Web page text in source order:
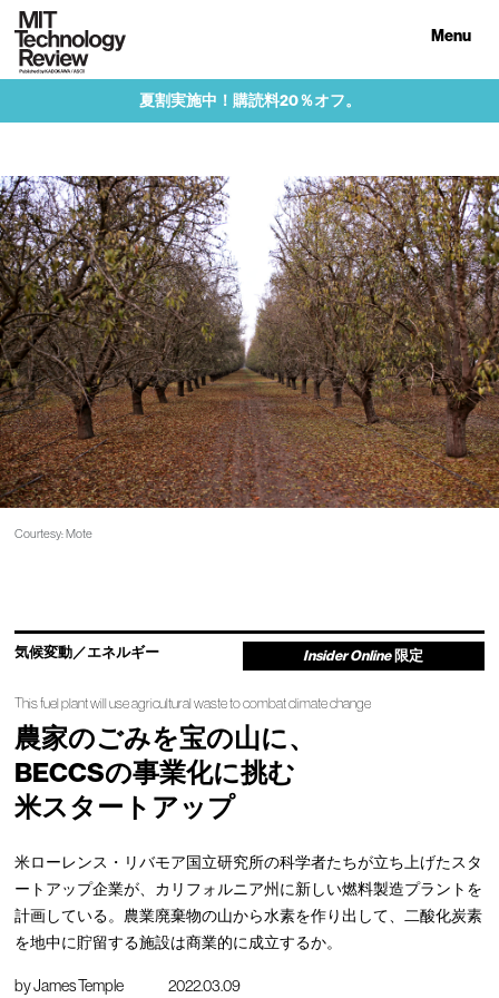
Menu
夏割実施中！購読料20％オフ。
Courtesy: Mote
気候変動／エネルギー Insider Online 限定
This fuel plant will use agricultural waste to combat climate change
農家のごみを宝の山に、
BECCSの事業化に挑む
米スタートアップ
米ローレンス・リバモア国立研究所の科学者たちが立ち上げたスタ
ートアップ企業が、カリフォルニア州に新しい燃料製造プラントを
計画している。農業廃棄物の山から水素を作り出して、二酸化炭素
を地中に貯留する施設は商業的に成立するか。
byJames Temple 2022.03.09